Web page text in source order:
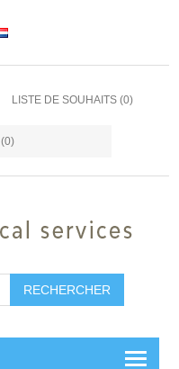
LISTE DE SOUHAITS (0)
(0)
RECHERCHER